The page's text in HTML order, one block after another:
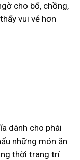
cho bố, chồng,
vui vẻ hơn
dành cho phái
những món ăn
thời trang trí